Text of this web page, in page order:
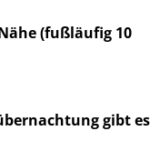
(fußläufig 10
gibt es